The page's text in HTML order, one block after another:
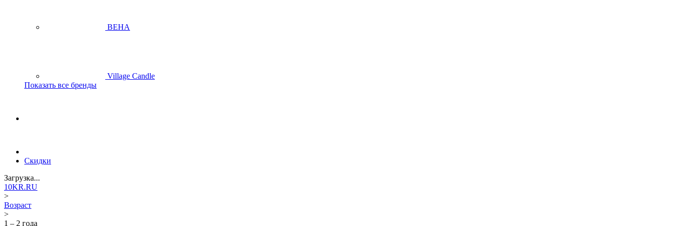
BEHA
Village Candle
Показать все бренды
Скидки
Загрузка...
10KR.RU
>
Возраст
>
1 – 2 года